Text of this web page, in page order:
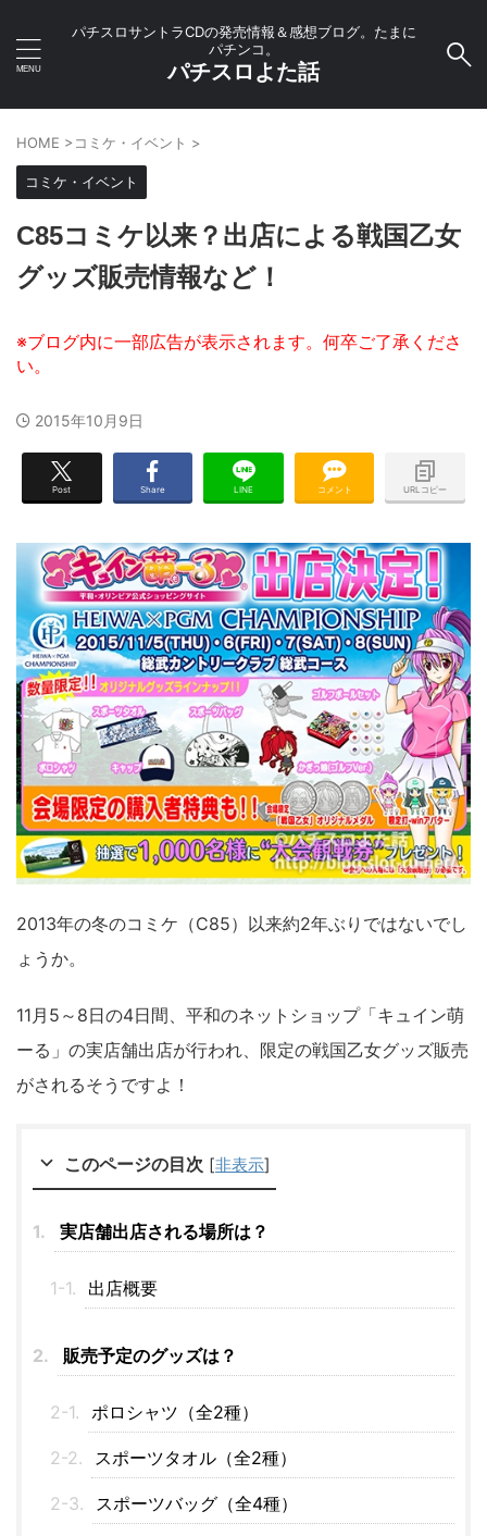
パチスロサントラCDの発売情報＆感想ブログ。たまに
パチンコ。
パチスロよた話
HOME >コミケ・イベント >
コミケ・イベント
C85コミケ以来？出店による戦国乙女
グッズ販売情報など！
2015年10月9日
Post Share LINE コメント URLコピー
2013年の冬のコミケ（C85）以来約2年ぶりではないでし
ょうか。
11月5～8日の4日間、平和のネットショップ「キュイン萌
ーる」の実店舗出店が行われ、限定の戦国乙女グッズ販売
がされるそうですよ！
このページの目次 [非表示]
実店舗出店される場所は？
出店概要
販売予定のグッズは？
ポロシャツ（全2種）
スポーツタオル（全2種）
スポーツバッグ（全4種）